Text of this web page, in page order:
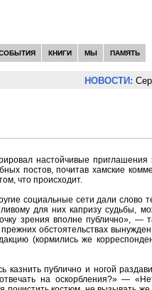
КНИГИ МЫ ПАМЯТЬ
НОВОСТИ:
настойчивые приглашения
постов, почитав хамские
что происходит.
социальные сети дали слово
для них капризу судьбы,
зрения вполне публично», —
обстоятельствах
(кормились же
публично и ногой
на оскорбления?» —